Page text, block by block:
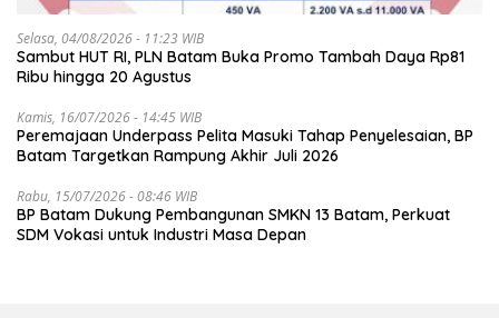
Selasa, 04/08/2026 - 11:23 WIB
Sambut HUT RI, PLN Batam Buka Promo Tambah Daya Rp81
Ribu hingga 20 Agustus
Kamis, 16/07/2026 - 14:45 WIB
Peremajaan Underpass Pelita Masuki Tahap Penyelesaian, BP
Batam Targetkan Rampung Akhir Juli 2026
Rabu, 15/07/2026 - 08:46 WIB
BP Batam Dukung Pembangunan SMKN 13 Batam, Perkuat
SDM Vokasi untuk Industri Masa Depan